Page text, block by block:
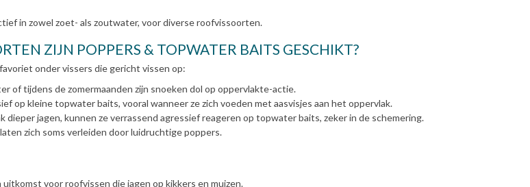
in zowel zoet- als zoutwater, voor diverse roofvissoorten.
ZIJN POPPERS & TOPWATER BAITS GESCHIKT?
onder vissers die gericht vissen op:
of tijdens de zomermaanden zijn snoeken dol op oppervlakte-actie.
op kleine topwater baits, vooral wanneer ze zich voeden met aasvisjes aan het oppervlak.
dieper jagen, kunnen ze verrassend agressief reageren op topwater baits, zeker in de schemering.
zich soms verleiden door luidruchtige poppers.
voor roofvissen die jagen op kikkers en muizen.